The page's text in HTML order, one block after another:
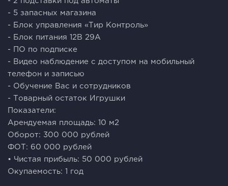
- 5 запасных магазина
- Блок управления «Тир Контроль»
- Блок питания 12В 29А
- ПО по подписке
- Видео наблюдение с доступом на мобильный
телефон и записью
- Обучение Вас и сотрудников
- Товарный остаток Игрушки
Показатели:
Арендуемая площадь: 10 м2
Оборот: 300 000 рублей
ФОТ: 60 000 рублей
• Чистая прибыль: 50 000 рублей
Окупаемость: 1 год